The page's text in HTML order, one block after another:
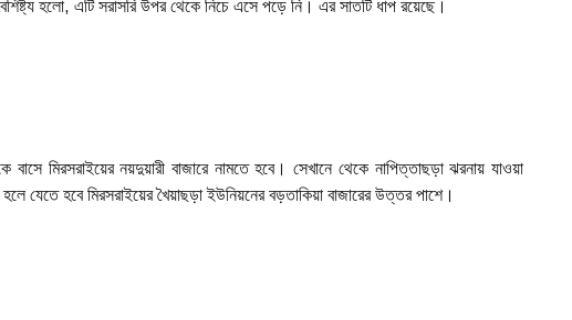
হলো, এটি সরাসরি উপর থেকে নিচে এসে পড়ে নি। এর সাতটি ধাপ রয়েছে।
বাসে মিরসরাইয়ের নয়দুয়ারী বাজারে নামতে হবে। সেখানে থেকে নাপিত্তাছড়া ঝরনায় যাওয়া
যেতে হবে মিরসরাইয়ের খৈয়াছড়া ইউনিয়নের বড়তাকিয়া বাজারের উত্তর পাশে।